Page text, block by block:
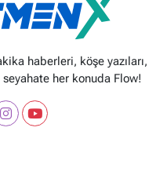
haberleri, köşe yazıları,
her konuda Flow!